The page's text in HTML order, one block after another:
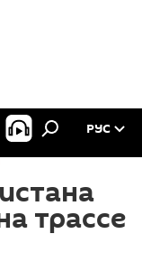
РУС
трассе